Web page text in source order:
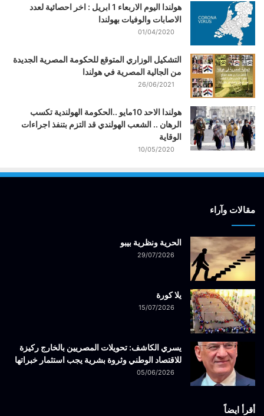
هولندا اليوم الاربعاء 1 ابريل : اخر احصائية لعدد
الاصابات والوفيات بهولندا
01/04/2020
التشكيل الوزاري المتوقع للحكومة المصرية الجديدة
من الجالية المصرية في هولندا
26/06/2021
هولندا الاحد 10مايو ..الحكومة الهولندية تكسب
الرهان .. الشعب الهولندي قد التزم بتنفذ اجراءات
الوقاية
10/05/2020
مقالات وآراء
الحرية ونظرية بيبو
29/07/2026
يلا كورة
15/07/2026
يسري الكاشف: تحويلات المصريين بالخارج ركيزة
للاقتصاد الوطني وثروة بشرية يجب استثمار خبراتها
05/06/2026
أقرأ ايضاً